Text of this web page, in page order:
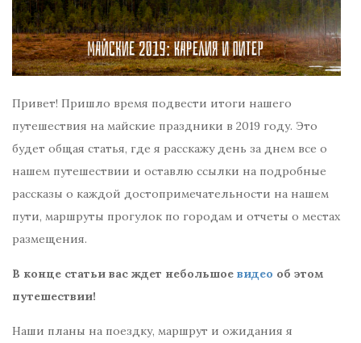
Привет! Пришло время подвести итоги нашего
путешествия на майские праздники в 2019 году. Это
будет общая статья, где я расскажу день за днем все о
нашем путешествии и оставлю ссылки на подробные
рассказы о каждой достопримечательности на нашем
пути, маршруты прогулок по городам и отчеты о местах
размещения.
В конце статьи вас ждет небольшое видео об этом
путешествии!
Наши планы на поездку, маршрут и ожидания я